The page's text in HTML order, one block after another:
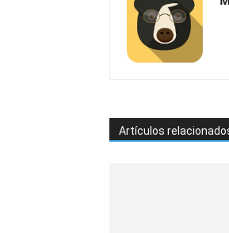
Artículos